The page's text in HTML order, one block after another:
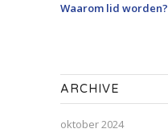
Waarom lid worden?
ARCHIVE
oktober 2024